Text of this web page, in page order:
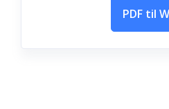
PDF til